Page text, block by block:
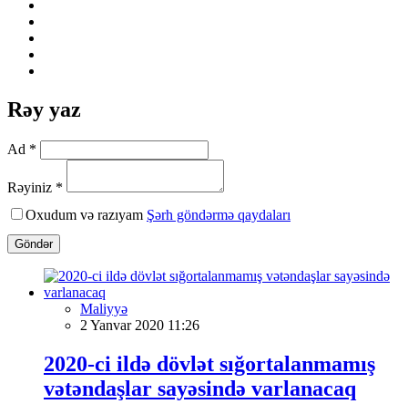
Rəy yaz
Ad *
Rəyiniz *
Oxudum və razıyam Şərh göndərmə qaydaları
Göndər
Maliyyə
2 Yanvar 2020 11:26
2020-ci ildə dövlət sığortalanmamış
vətəndaşlar sayəsində varlanacaq